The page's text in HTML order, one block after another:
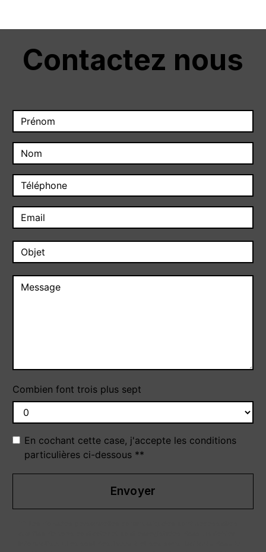
Contactez nous
Combien font trois plus sept
En cochant cette case, j'accepte les conditions
particulières ci-dessous **
Envoyer